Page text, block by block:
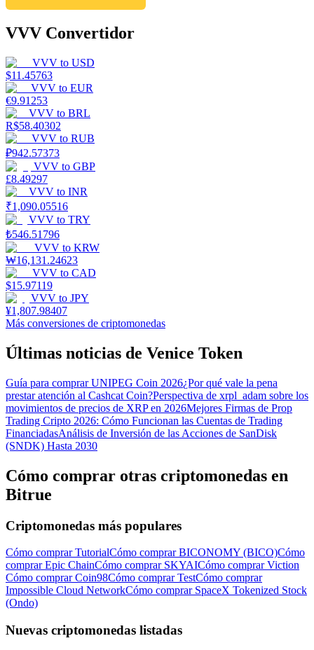
VVV Convertidor
VVV to USD
$11.45763
VVV to EUR
€9.91253
VVV to BRL
R$58.40302
VVV to RUB
₽942.57373
VVV to GBP
£8.49297
VVV to INR
₹1,090.05516
VVV to TRY
₺546.51796
VVV to KRW
₩16,131.24623
VVV to CAD
$15.97119
VVV to JPY
¥1,807.98407
Más conversiones de criptomonedas
Últimas noticias de Venice Token
Guía para comprar UNIPEG Coin 2026¿Por qué vale la pena
prestar atención al Cashcat Coin?Perspectiva de xrpl_adam sobre los
movimientos de precios de XRP en 2026Mejores Firmas de Prop
Trading Cripto 2026: Cómo Funcionan las Cuentas de Trading
FinanciadasAnálisis de Inversión de las Acciones de SanDisk
(SNDK) Hasta 2030
Cómo comprar otras criptomonedas en
Bitrue
Criptomonedas más populares
Cómo comprar TutorialCómo comprar BICONOMY (BICO)Cómo
comprar Epic ChainCómo comprar SKYAICómo comprar Viction
Cómo comprar Coin98Cómo comprar TestCómo comprar
Impossible Cloud NetworkCómo comprar SpaceX Tokenized Stock
(Ondo)
Nuevas criptomonedas listadas